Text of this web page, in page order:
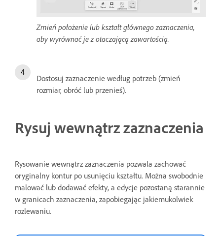
Zmień położenie lub kształt głównego zaznaczenia,
aby wyrównać je z otaczającą zawartością.
Dostosuj zaznaczenie według potrzeb (zmień
rozmiar, obróć lub przenieś).
Rysuj wewnątrz zaznaczenia
Rysowanie wewnątrz zaznaczenia pozwala zachować
oryginalny kontur po usunięciu kształtu. Można swobodnie
malować lub dodawać efekty, a edycje pozostaną starannie
w granicach zaznaczenia, zapobiegając jakiemukolwiek
rozlewaniu.